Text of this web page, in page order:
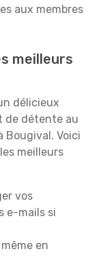
aux membres
meilleurs
délicieux
de détente au
Bougival. Voici
meilleurs
vos
e-mails si
en